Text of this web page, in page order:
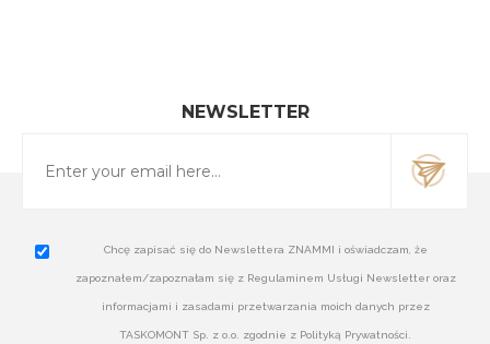
NEWSLETTER
Chcę zapisać się do Newslettera ZNAMMI i oświadczam, że
zapoznałem/zapoznałam się z Regulaminem Usługi Newsletter oraz
informacjami i zasadami przetwarzania moich danych przez
TASKOMONT Sp. z o.o. zgodnie z Polityką Prywatności.